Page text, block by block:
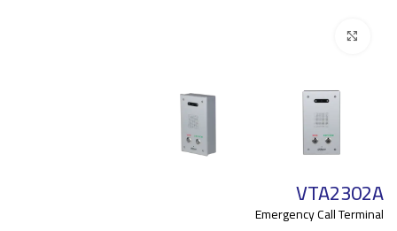
VTA2302A
Emergency Call Terminal